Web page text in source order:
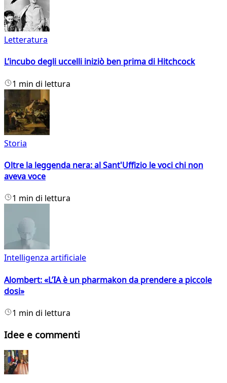
Letteratura
L’incubo degli uccelli iniziò ben prima di Hitchcock
1 min di lettura
Storia
Oltre la leggenda nera: al Sant'Uffizio le voci chi non
aveva voce
1 min di lettura
Intelligenza artificiale
Alombert: «L’IA è un pharmakon da prendere a piccole
dosi»
1 min di lettura
Idee e commenti